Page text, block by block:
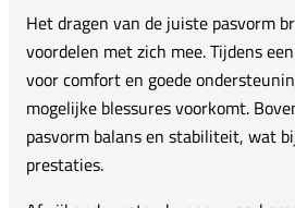
Het dragen van de juiste pasvorm
voordelen met zich mee. Tijdens
voor comfort en goede
mogelijke blessures voorkomt.
pasvorm balans en stabiliteit, wat
prestaties.